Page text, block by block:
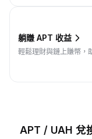
躺賺 APT 收益
輕鬆理財與鏈上賺幣，
APT / UAH 兌